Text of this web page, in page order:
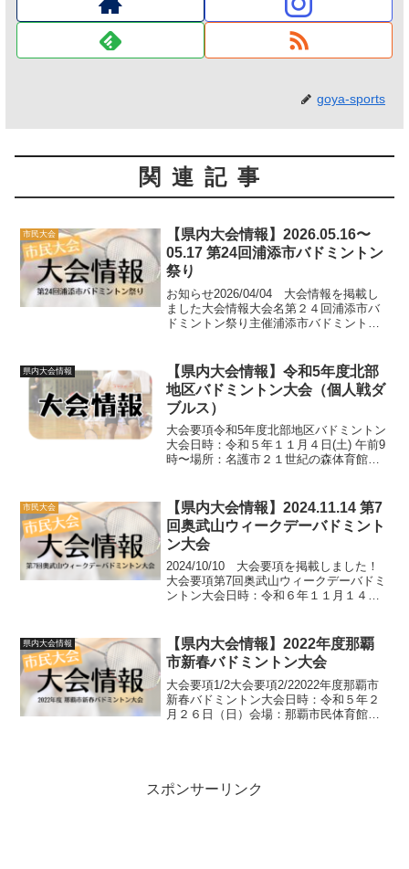
goya-sports
関連記事
市民大会
【県内大会情報】2026.05.16〜
05.17 第24回浦添市バドミントン
祭り
お知らせ2026/04/04 大会情報を掲載し
ました大会情報大会名第２４回浦添市バ
ドミントン祭り主催浦添市バドミントン
５月１７日（日）団体戦 ９時〜１９時
まで会場ANA...
県内大会情報
【県内大会情報】令和5年度北部
地区バドミントン大会（個人戦ダ
ブルス）
大会要項令和5年度北部地区バドミントン
大会日時：令和５年１１月４日(土) 午前9
時〜場所：名護市２１世紀の森体育館種
０月２８日(土)詳細や注意事項については
添付...
市民大会
【県内大会情報】2024.11.14 第7
回奥武山ウィークデーバドミント
ン大会
2024/10/10 大会要項を掲載しました！
大会要項第7回奥武山ウィークデーバドミ
ントン大会日時：令和６年１１月１４日
戦）※詳細は要項をご確認ください参加
費：１ペ...
県内大会情報
【県内大会情報】2022年度那覇
市新春バドミントン大会
大会要項1/2大会要項2/22022年度那覇市
新春バドミントン大会日時：令和５年２
月２６日（日）会場：那覇市民体育館メ
スポンサーリンク